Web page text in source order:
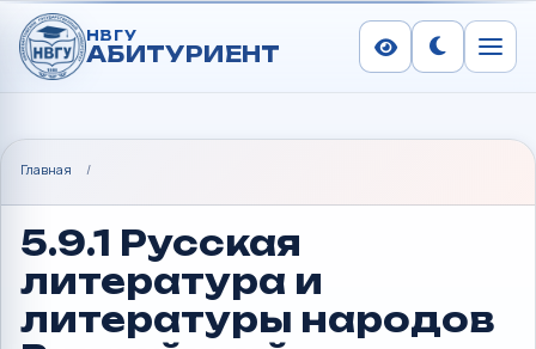
НВГУ
АБИТУРИЕНТ СменитьМеню
Главная /
5.9.1 Русская
литература и
литературы народов